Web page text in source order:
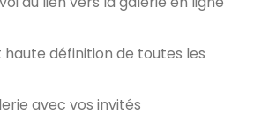
définition de toutes les
avec vos invités